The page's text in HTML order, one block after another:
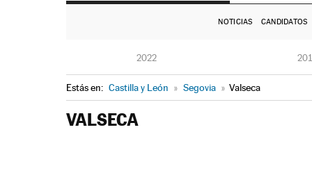
NOTICIAS CANDIDATOS
2022
Estás en: Castilla y León » Segovia » Valseca
VALSECA